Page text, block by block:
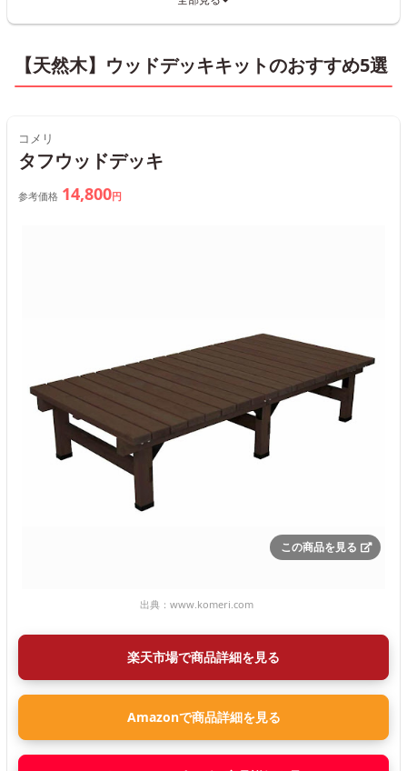
【天然木】ウッドデッキキットのおすすめ5選
コメリ
タフウッドデッキ
参考価格 14,800円
この商品を見る
出典： www.komeri.com
楽天市場で商品詳細を見る
Amazonで商品詳細を見る